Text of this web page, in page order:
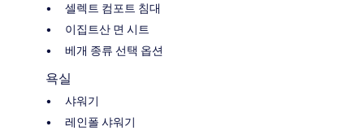
셀렉트 컴포트 침대
이집트산 면 시트
베개 종류 선택 옵션
욕실
샤워기
레인폴 샤워기